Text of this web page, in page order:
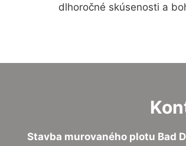
dlhoročné skúsenosti a
Stavba murovaného plotu Bad